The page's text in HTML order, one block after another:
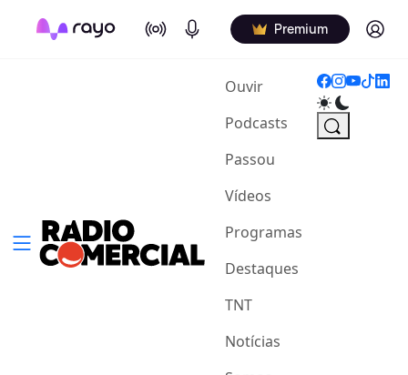
On Air Podcasts Premium Log in
Ouvir(current)
Podcasts
Passou
Vídeos
Programas
Destaques
TNT
Notícias